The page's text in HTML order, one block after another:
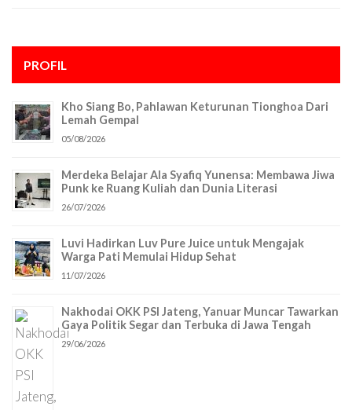
PROFIL
Kho Siang Bo, Pahlawan Keturunan Tionghoa Dari
Lemah Gempal
05/08/2026
Merdeka Belajar Ala Syafiq Yunensa: Membawa Jiwa
Punk ke Ruang Kuliah dan Dunia Literasi
26/07/2026
Luvi Hadirkan Luv Pure Juice untuk Mengajak
Warga Pati Memulai Hidup Sehat
11/07/2026
Nakhodai OKK PSI Jateng, Yanuar Muncar Tawarkan
Gaya Politik Segar dan Terbuka di Jawa Tengah
29/06/2026